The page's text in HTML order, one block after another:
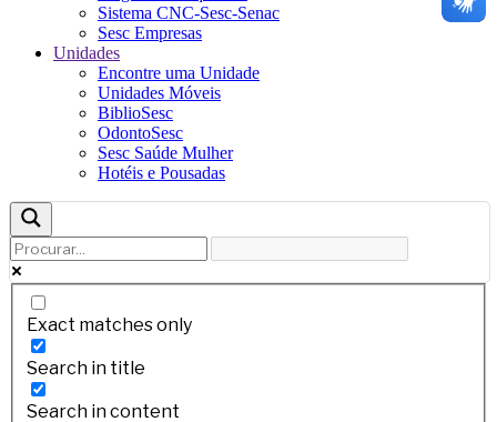
Sistema CNC-Sesc-Senac
Sesc Empresas
Unidades
Encontre uma Unidade
Unidades Móveis
BiblioSesc
OdontoSesc
Sesc Saúde Mulher
Hotéis e Pousadas
Exact matches only
Search in title
Search in content